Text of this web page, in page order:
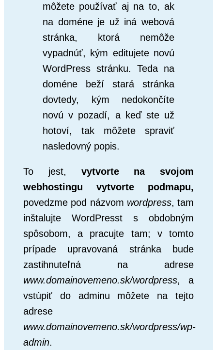
môžete používať aj na to, ak
na doméne je už iná webová
stránka, ktorá nemôže
vypadnúť, kým editujete novú
WordPress stránku. Teda na
doméne beží stará stránka
dovtedy, kým nedokončíte
novú v pozadí, a keď ste už
hotoví, tak môžete spraviť
nasledovný popis.
To jest, vytvorte na svojom
webhostingu vytvorte podmapu,
povedzme pod názvom wordpress, tam
inštalujte WordPresst s obdobným
spôsobom, a pracujte tam; v tomto
prípade upravovaná stránka bude
zastihnuteľná na adrese
www.domainovemeno.sk/wordpress, a
vstúpiť do adminu môžete na tejto
adrese
www.domainovemeno.sk/wordpress/wp-
admin.